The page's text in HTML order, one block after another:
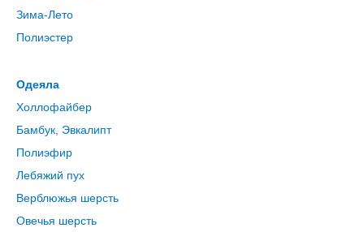
Зима-Лето
Полиэстер
Одеяла
Холлофайбер
Бамбук, Эвкалипт
Полиэфир
Лебяжий пух
Верблюжья шерсть
Овечья шерсть